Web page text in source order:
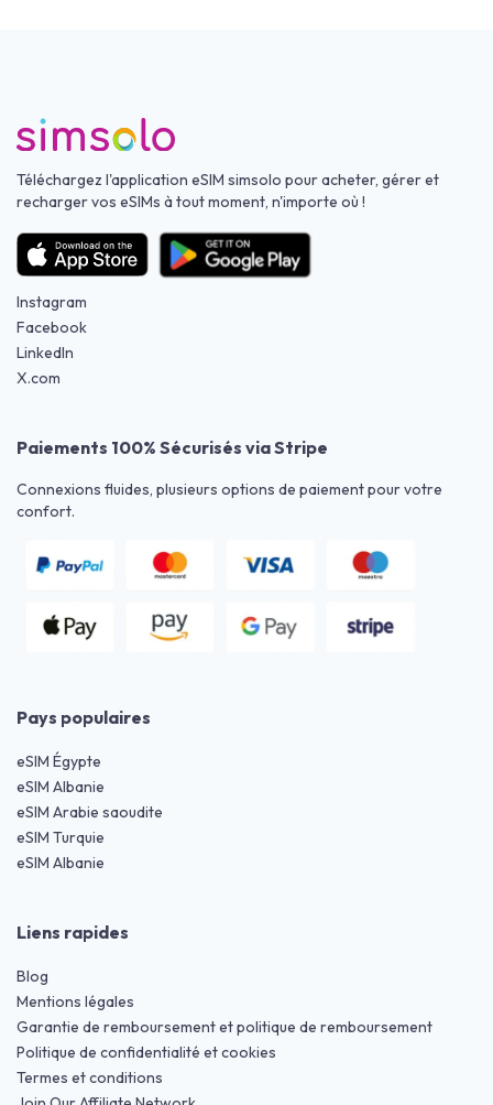
Téléchargez l'application eSIM simsolo pour acheter, gérer et
recharger vos eSIMs à tout moment, n'importe où !
Instagram
Facebook
LinkedIn
X.com
Paiements 100% Sécurisés via Stripe
Connexions fluides, plusieurs options de paiement pour votre
confort.
Pays populaires
eSIM Égypte
eSIM Albanie
eSIM Arabie saoudite
eSIM Turquie
eSIM Albanie
Liens rapides
Blog
Mentions légales
Garantie de remboursement et politique de remboursement
Politique de confidentialité et cookies
Termes et conditions